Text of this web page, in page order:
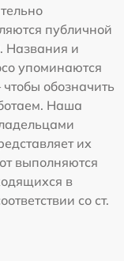
публичной
Названия и
упоминаются
обозначить
Наша
их
выполняются
в
со ст.